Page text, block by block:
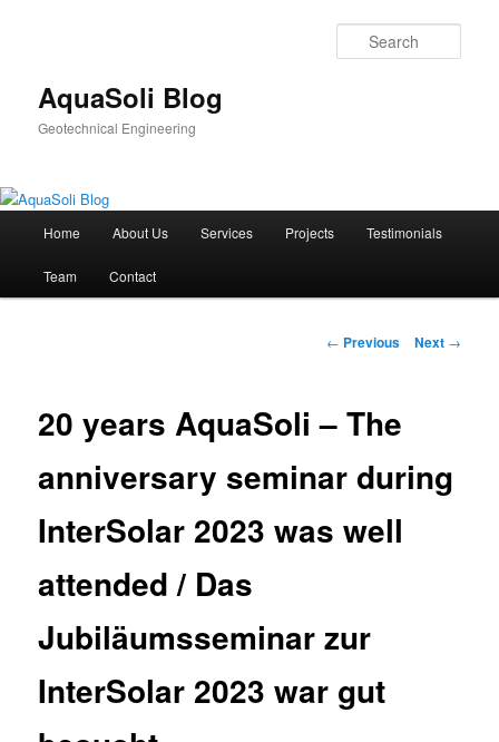
AquaSoli Blog
Geotechnical Engineering
Skip
to
Home About Us Services Projects Testimonials
Team Contact
Post
← Previous Next →
20 years AquaSoli – The
anniversary seminar during
InterSolar 2023 was well
attended / Das
Jubiläumsseminar zur
InterSolar 2023 war gut